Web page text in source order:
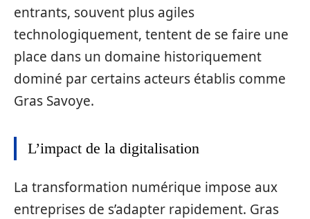
entrants, souvent plus agiles
technologiquement, tentent de se faire une
place dans un domaine historiquement
dominé par certains acteurs établis comme
Gras Savoye.
L’impact de la digitalisation
La transformation numérique impose aux
entreprises de s’adapter rapidement. Gras